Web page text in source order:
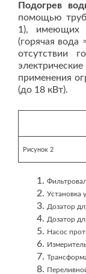
Подогрев
помощью
1), имеющих
(горячая вода
отсутствии
применения
(до 18 кВт).
Рисунок 2
Установка
Дозатор
Дозатор
Насос